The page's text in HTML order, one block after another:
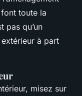
toute la
pas qu’un
à part
misez sur